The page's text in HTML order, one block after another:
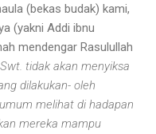
(bekas budak) kami,
(yakni Addi ibnu
mendengar Rasulullah
tidak akan menyiksa
dilakukan- oleh
melihat di hadapan
mereka mampu